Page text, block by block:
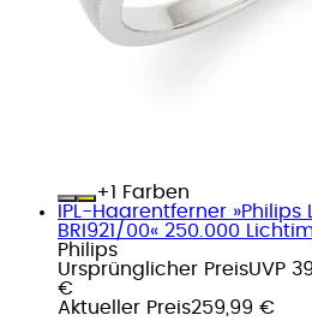
+
Farben
IPL-Haarentferner »Philips
BRI921/00« 250.000
Philips
Ursprünglicher PreisUVP
€
Aktueller Preis259,99 €